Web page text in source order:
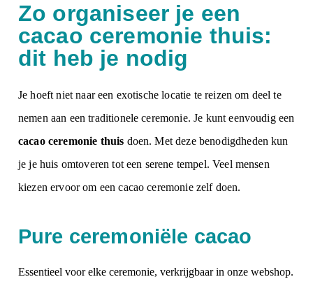
Zo organiseer je een
cacao ceremonie thuis:
dit heb je nodig
Je hoeft niet naar een exotische locatie te reizen om deel te
nemen aan een traditionele ceremonie. Je kunt eenvoudig een
cacao ceremonie thuis doen. Met deze benodigdheden kun
je je huis omtoveren tot een serene tempel.Veel mensen
kiezen ervoor om eencacao ceremonie zelf doen.
Pure ceremoniële cacao
Essentieel voor elke ceremonie, verkrijgbaar in onze webshop.